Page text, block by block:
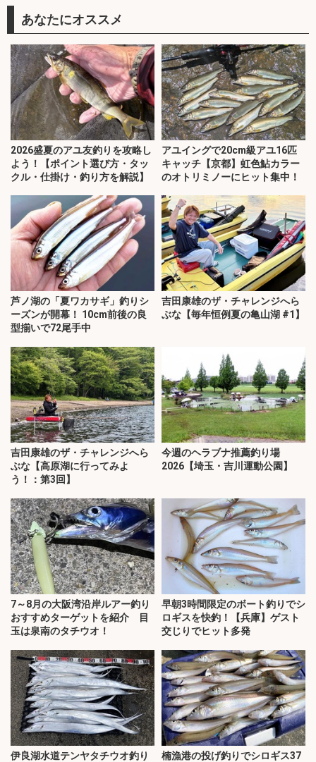
あなたにオススメ
2026盛夏のアユ友釣りを攻略し
よう！【ポイント選び方・タッ
クル・仕掛け・釣り方を解説】
アユイングで20cm級アユ16匹
キャッチ【京都】虹色鮎カラー
のオトリミノーにヒット集中！
芦ノ湖の「夏ワカサギ」釣りシ
ーズンが開幕！ 10cm前後の良
型揃いで72尾手中
吉田康雄のザ・チャレンジへら
ぶな【毎年恒例夏の亀山湖 #1】
吉田康雄のザ・チャレンジへら
ぶな【高原湖に行ってみよ
う！：第3回】
今週のヘラブナ推薦釣り場
2026【埼玉・吉川運動公園】
7～8月の大阪湾沿岸ルアー釣り
おすすめターゲットを紹介 目
玉は泉南のタチウオ！
早朝3時間限定のボート釣りでシ
ロギスを快釣！【兵庫】ゲスト
交じりでヒット多発
伊良湖水道テンヤタチウオ釣り
楠漁港の投げ釣りでシロギス37